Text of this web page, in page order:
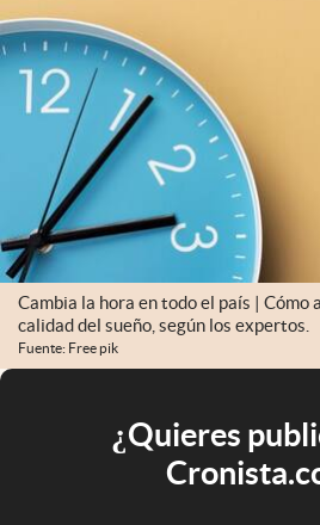
Cambia la hora en todo el país | Cómo
calidad del sueño, según los expertos.
Fuente: Free pik
¿Quieres